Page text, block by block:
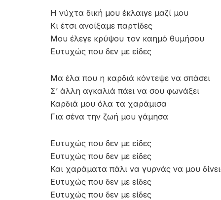
Η νύχτα δική μου έκλαιγε μαζί μου
Κι έτσι ανοίξαμε παρτίδες
Μου έλεγε κρύψου τον καημό θυμήσου
Ευτυχώς που δεν με είδες
Μα έλα που η καρδιά κόντεψε να σπάσει
Σ’ άλλη αγκαλιά πάει να σου φωνάξει
Καρδιά μου όλα τα χαράμισα
Για σένα την ζωή μου γάμησα
Ευτυχώς που δεν με είδες
Ευτυχώς που δεν με είδες
Και χαράματα πάλι να γυρνάς να μου
Ευτυχώς που δεν με είδες
Ευτυχώς που δεν με είδες